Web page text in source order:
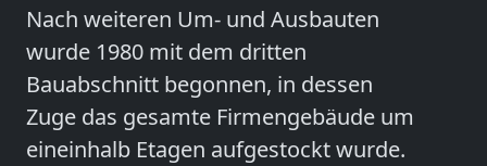
Nach weiteren Um- und Ausbauten
wurde 1980 mit dem dritten
Bauabschnitt begonnen, in dessen
Zuge das gesamte Firmengebäude um
eineinhalb Etagen aufgestockt wurde.